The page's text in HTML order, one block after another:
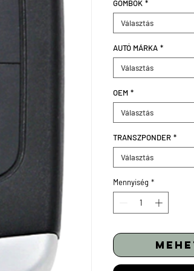
GOMBOK *
Választás
AUTÓ MÁRKA *
Választás
OEM *
Választás
TRANSZPONDER *
Választás
Mennyiség *